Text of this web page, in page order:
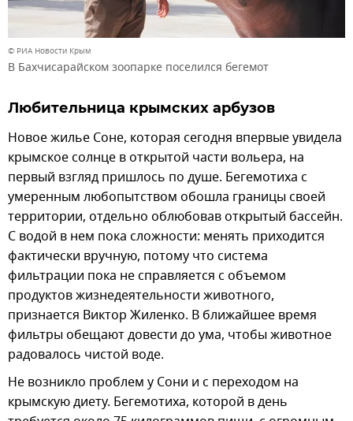
© РИА Новости Крым
В Бахчисарайском зоопарке поселился бегемот
Любительница крымских арбузов
Новое жилье Соне, которая сегодня впервые увидела
крымское солнце в открытой части вольера, на
первый взгляд пришлось по душе. Бегемотиха с
умеренным любопытством обошла границы своей
территории, отдельно облюбовав открытый бассейн.
С водой в нем пока сложности: менять приходится
фактически вручную, потому что система
фильтрации пока не справляется с объемом
продуктов жизнедеятельности животного,
признается Виктор Жиленко. В ближайшее время
фильтры обещают довести до ума, чтобы животное
радовалось чистой воде.
Не возникло проблем у Сони и с переходом на
крымскую диету. Бегемотиха, которой в день